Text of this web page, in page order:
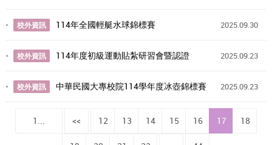
校外資訊 114年全國輕艇水球錦標賽 2025.09.30
校外資訊 114年度初級運動貼紮研習會暨認證 2025.09.23
校外資訊 中華民國大專校院114學年度冰壺錦標賽 2025.09.23
1... << 12 13 14 15 16 17 18